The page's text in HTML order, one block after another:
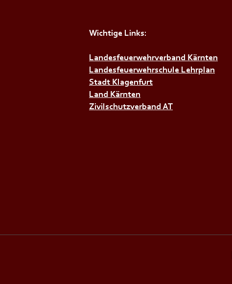
+++𝗦𝗜𝗥𝗘𝗡𝗘𝗡𝗔𝗟𝗔𝗥𝗠+++
Wichtige Links:
Landesfeuerwehrverband Kärnten
Landesfeuerwehrschule Lehrplan
Stadt Klagenfurt
Land Kärnten
Zivilschutzverband AT